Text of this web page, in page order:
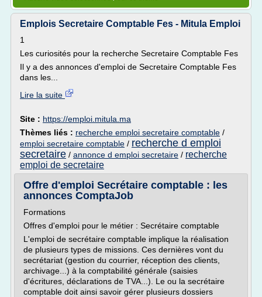
Emplois Secretaire Comptable Fes - Mitula Emploi
1
Les curiosités pour la recherche Secretaire Comptable Fes
Il y a des annonces d'emploi de Secretaire Comptable Fes
dans les...
Lire la suite
Site : https://emploi.mitula.ma
Thèmes liés : recherche emploi secretaire comptable /
emploi secretaire comptable / recherche d emploi
secretaire / annonce d emploi secretaire / recherche
emploi de secretaire
Offre d'emploi Secrétaire comptable : les
annonces ComptaJob
Formations
Offres d'emploi pour le métier : Secrétaire comptable
L'emploi de secrétaire comptable implique la réalisation
de plusieurs types de missions. Ces dernières vont du
secrétariat (gestion du courrier, réception des clients,
archivage...) à la comptabilité générale (saisies
d'écritures, déclarations de TVA...). Le ou la secrétaire
comptable doit ainsi savoir gérer plusieurs dossiers